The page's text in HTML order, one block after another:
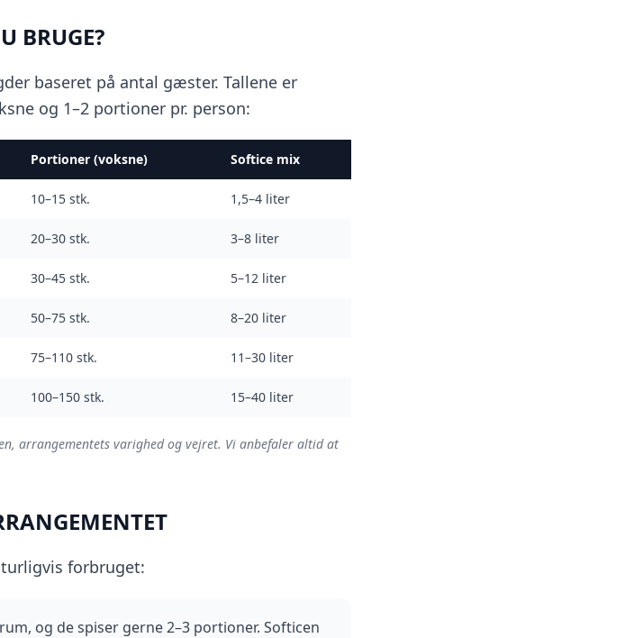
BRUGE?
baseret på antal gæster. Tallene er
og 1–2 portioner pr. person:
Portioner (voksne) Softice mix
10–15 stk. 1,5–4 liter
20–30 stk. 3–8 liter
30–45 stk. 5–12 liter
50–75 stk. 8–20 liter
75–110 stk. 11–30 liter
100–150 stk. 15–40 liter
arrangementets varighed og vejret. Vi anbefaler altid at
forbruget:
og de spiser gerne 2–3 portioner. Softicen